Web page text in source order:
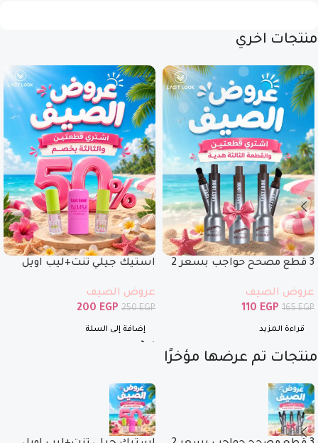
منتجات اخري
3 قطع مصحح حواجب بسعر 2
عروض الصيف
165EGP
110 EGP
قراءة المزيد
استيك جيلي تنت+ليب اويل
عروض الصيف
250EGP
200 EGP
إضافة إلى السلة
منتجات تم عرضها مؤخرًا